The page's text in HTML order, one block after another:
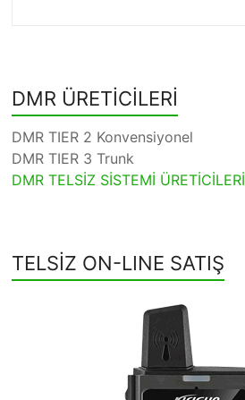
DMR ÜRETİCİLERİ
DMR TIER 2 Konvensiyonel
DMR TIER 3 Trunk
DMR TELSİZ SİSTEMİ ÜRETİCİLERİ
TELSİZ ON-LINE SATIŞ